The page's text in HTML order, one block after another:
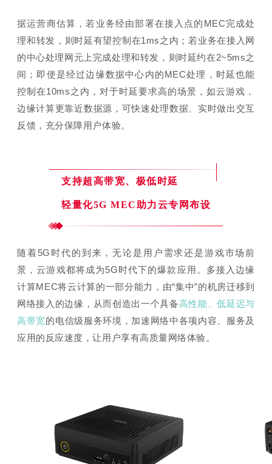
据运营商估算，若业务经由部署在接入点的MEC完成处
理和转发，则时延有望控制在1ms之内；若业务在接入网
的中心处理网元上完成处理和转发，则时延约在2~5ms之
间；即使是经过边缘数据中心内的MEC处理，时延也能
控制在10ms之内，对于时延要求高的场景，如云游戏，
边缘计算更靠近数据源，可快速处理数据、实时做出交互
反馈，充分保障用户体验。
支持超高带宽、极低时延
轻量化5G MEC助力云专网布设
随着5G时代的到来，无论是用户需求还是游戏市场前
景，云游戏都将成为5G时代下的爆款应用。 多接入边缘
计算MEC将云计算的一部分能力，由“集中”的机房迁移到
网络接入的边缘，从而创造出一个具备高性能、低延迟与
高带宽的电信级服务环境，加速网络中各项内容、服务及
应用的反应速度，让用户享有高质量网络体验。